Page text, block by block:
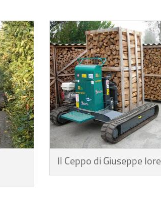
Il Ceppo di Giuseppe Iore